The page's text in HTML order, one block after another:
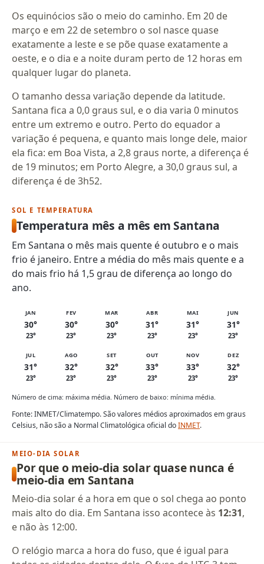
Os equinócios são o meio do caminho. Em 20 de
março e em 22 de setembro o sol nasce quase
exatamente a leste e se põe quase exatamente a
oeste, e o dia e a noite duram perto de 12 horas em
qualquer lugar do planeta.
O tamanho dessa variação depende da latitude.
Santana fica a 0,0 graus sul, e o dia varia 0 minutos
entre um extremo e outro. Perto do equador a
variação é pequena, e quanto mais longe dele, maior
ela fica: em Boa Vista, a 2,8 graus norte, a diferença é
de 19 minutos; em Porto Alegre, a 30,0 graus sul, a
diferença é de 3h52.
SOL E TEMPERATURA
Temperatura mês a mês em Santana
Em Santana o mês mais quente é outubro e o mais
frio é janeiro. Entre a média do mês mais quente e a
do mais frio há 1,5 grau de diferença ao longo do
ano.
JAN
30°
23°
FEV
30°
23°
MAR
30°
23°
ABR
31°
23°
MAI
31°
23°
JUN
31°
23°
JUL
31°
23°
AGO
32°
23°
SET
32°
23°
OUT
33°
23°
NOV
33°
23°
DEZ
32°
23°
Número de cima: máxima média. Número de baixo: mínima média.
Fonte: INMET/Climatempo. São valores médios aproximados em graus
Celsius, não são a Normal Climatológica oficial doINMET.
MEIO-DIA SOLAR
Por que o meio-dia solar quase nunca é
meio-dia em Santana
Meio-dia solar é a hora em que o sol chega ao ponto
mais alto do dia. Em Santana isso acontece às 12:31,
e não às 12:00.
O relógio marca a hora do fuso, que é igual para